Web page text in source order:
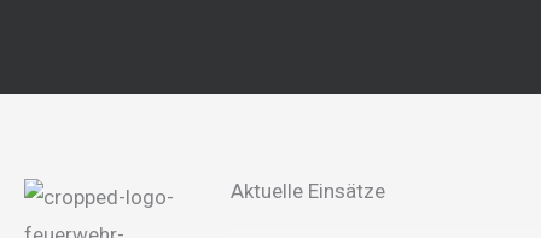
Aktuelle Einsätze